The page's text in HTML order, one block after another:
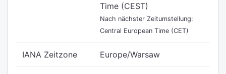
Time (CEST)
Nach nächster Zeitumstellung:
Central European Time (CET)
IANA Zeitzone Europe/Warsaw